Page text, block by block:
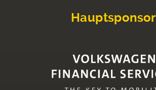
Hauptsponsor